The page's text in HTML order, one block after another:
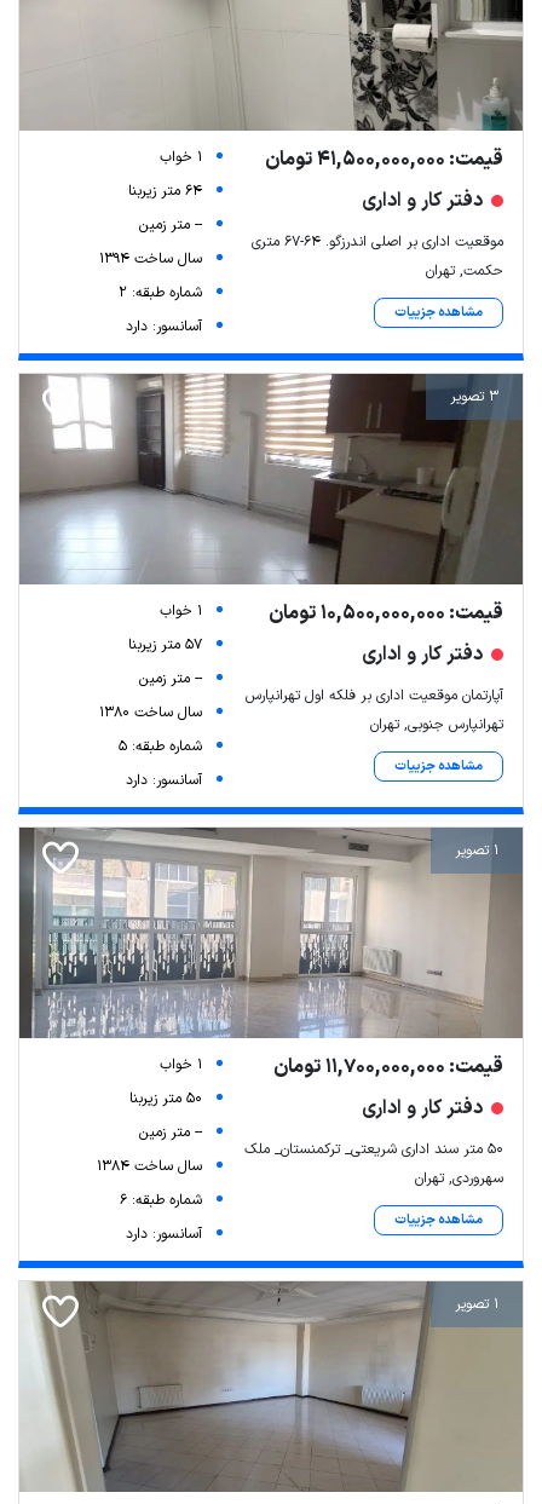
قیمت: 41,500,000,000 تومان
دفتر کار و اداری
موقعیت اداری بر اصلی اندرزگو. ۶۴-۶۷ متری
حکمت, تهران
مشاهده جزییات
1 خواب
64 متر زیربنا
-- متر زمین
سال ساخت 1394
شماره طبقه: 2
آسانسور: دارد
3 تصویر
قیمت: 10,500,000,000 تومان
دفتر کار و اداری
آپارتمان موقعیت اداری بر فلکه اول تهرانپارس
تهرانپارس جنوبی, تهران
مشاهده جزییات
1 خواب
57 متر زیربنا
-- متر زمین
سال ساخت 1380
شماره طبقه: 5
آسانسور: دارد
1 تصویر
قیمت: 11,700,000,000 تومان
دفتر کار و اداری
50 متر سند اداری شریعتی_ ترکمنستان_ ملک
سهروردی, تهران
مشاهده جزییات
1 خواب
50 متر زیربنا
-- متر زمین
سال ساخت 1384
شماره طبقه: 6
آسانسور: دارد
1 تصویر